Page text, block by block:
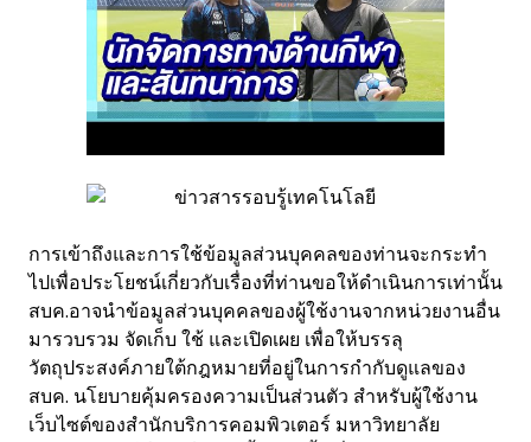
การเข้าถึงและการใช้ข้อมูลส่วนบุคคลของท่านจะกระทำ
ไปเพื่อประโยชน์เกี่ยวกับเรื่องที่ท่านขอให้ดำเนินการเท่านั้น
สบค.อาจนำข้อมูลส่วนบุคคลของผู้ใช้งานจากหน่วยงานอื่น
มารวบรวม จัดเก็บ ใช้ และเปิดเผย เพื่อให้บรรลุ
วัตถุประสงค์ภายใต้กฎหมายที่อยู่ในการกำกับดูแลของ
สบค. นโยบายคุ้มครองความเป็นส่วนตัว สำหรับผู้ใช้งาน
เว็บไซต์ของสำนักบริการคอมพิวเตอร์ มหาวิทยาลัย